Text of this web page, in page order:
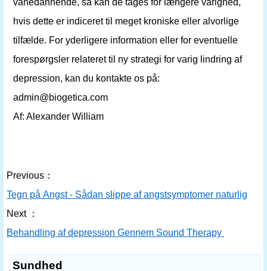
vanedannende, så kan de tages for længere varighed,
hvis dette er indiceret til meget kroniske eller alvorlige
tilfælde. For yderligere information eller for eventuelle
forespørgsler relateret til ny strategi for varig lindring af
depression, kan du kontakte os på:
admin@biogetica.com
Af: Alexander William
Previous：
Tegn på Angst - Sådan slippe af angstsymptomer naturligvis
Next ：
Behandling af depression Gennem Sound Therapy
Sundhed